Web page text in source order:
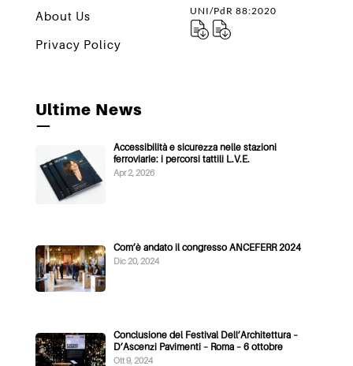
About Us
Privacy Policy
UNI/PdR 88:2020
Ultime News
—
Accessibilità e sicurezza nelle stazioni
ferroviarie: i percorsi tattili L.V.E.
Apr 2, 2026
Com’è andato il congresso ANCEFERR 2024
Dic 20, 2024
Conclusione del Festival Dell’Architettura –
D’Ascenzi Pavimenti – Roma – 6 ottobre
Ott 9, 2024